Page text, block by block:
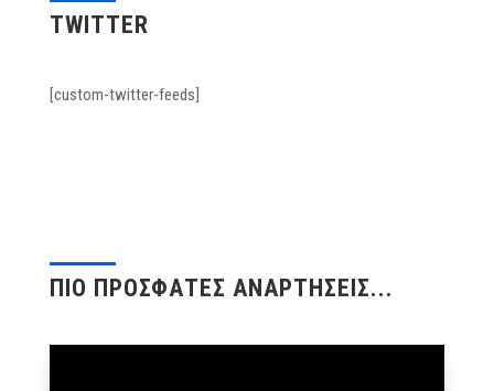
TWITTER
[custom-twitter-feeds]
ΠΙΟ ΠΡΟΣΦΑΤΕΣ ΑΝΑΡΤΗΣΕΙΣ...